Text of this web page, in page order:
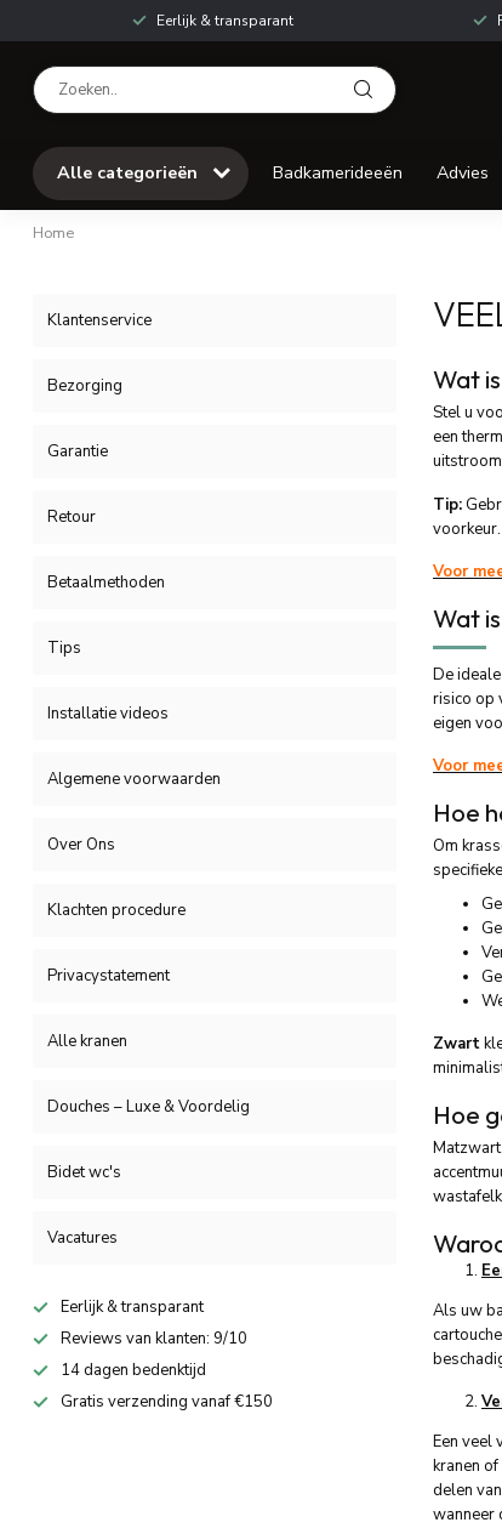
Eerlijk & transparant
Alle categorieën Badkamerideeën Advies
Home
Klantenservice
Bezorging
Garantie
Retour
Betaalmethoden
Tips
Installatie videos
Algemene voorwaarden
Over Ons
Klachten procedure
Privacystatement
Alle kranen
Douches – Luxe & Voordelig
Bidet wc's
Vacatures
Eerlijk & transparant
Reviews van klanten: 9/10
14 dagen bedenktijd
Gratis verzending vanaf €150
Wat
Stel u
een
Tip:
Voor
Wat
De
risico op
eigen
Voor
Hoe
Om
Zwart
Hoe
Als uw
Een veel
kranen
delen
wanneer